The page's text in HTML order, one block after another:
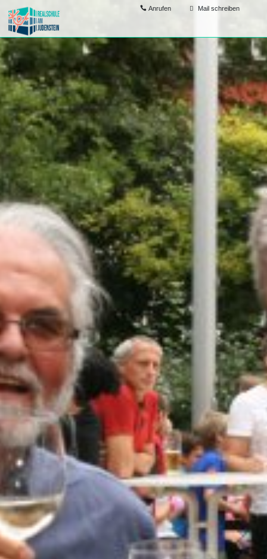
Anrufen Mail schreiben